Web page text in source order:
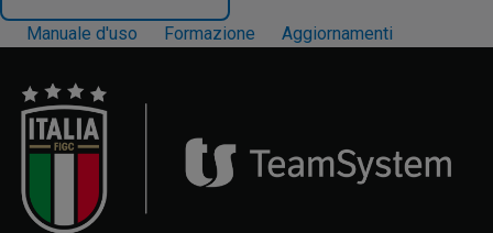
Manuale d'uso Formazione Aggiornamenti